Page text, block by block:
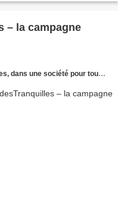
– la campagne
une société pour tous les âges